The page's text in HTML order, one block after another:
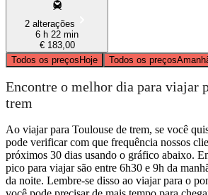
2 alterações
6 h 22 min
€ 183,00
Todos os preçosHoje Todos os preços
Encontre o melhor dia para viajar
trem
Ao viajar para Toulouse de trem, se você
pode verificar com que frequência nossos
próximos 30 dias usando o gráfico abaixo.
pico para viajar são entre 6h30 e 9h da
da noite. Lembre-se disso ao viajar para o